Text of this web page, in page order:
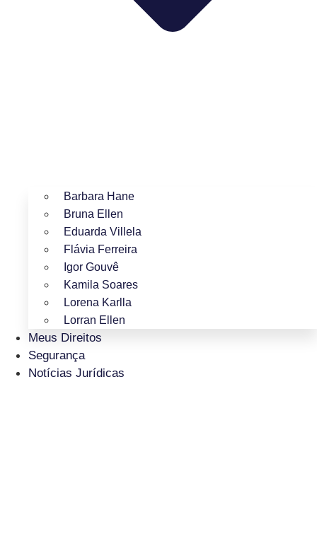
Barbara Hane
Bruna Ellen
Eduarda Villela
Flávia Ferreira
Igor Gouvê
Kamila Soares
Lorena Karlla
Lorran Ellen
Meus Direitos
Segurança
Notícias Jurídicas